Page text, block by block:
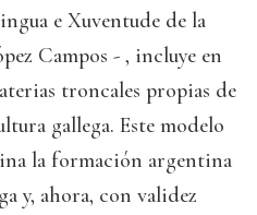
e Xuventude de la
Campos - , incluye en
troncales propias de
gallega. Este modelo
la formación argentina
y, ahora, con validez